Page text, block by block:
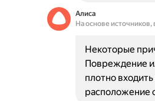
Алиса
На основе
Некоторые
Повреждение
плотно
расположение